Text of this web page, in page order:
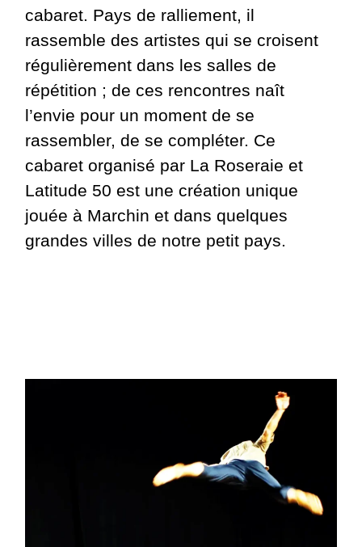
cabaret. Pays de ralliement, il
rassemble des artistes qui se croisent
régulièrement dans les salles de
répétition ; de ces rencontres naît
l’envie pour un moment de se
rassembler, de se compléter. Ce
cabaret organisé par La Roseraie et
Latitude 50 est une création unique
jouée à Marchin et dans quelques
grandes villes de notre petit pays.